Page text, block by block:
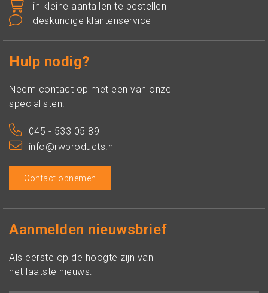
in kleine aantallen te bestellen
deskundige klantenservice
Hulp nodig?
Neem contact op met een van onze
specialisten.
045 - 533 05 89
info@rwproducts.nl
Contact opnemen
Aanmelden nieuwsbrief
Als eerste op de hoogte zijn van
het laatste nieuws: